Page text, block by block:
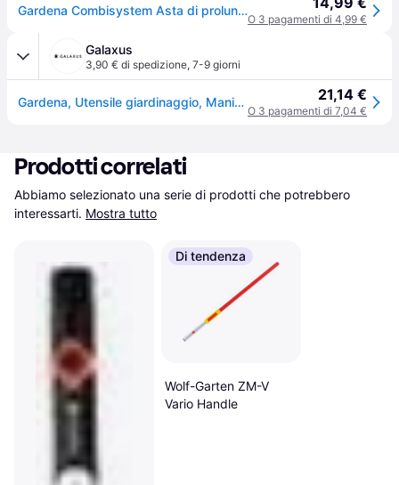
Gardena Combisystem Asta di prolunga 08900-20 78 cm
O 3 pagamenti di 4,99 €
Galaxus
3,90 € di spedizione, 7-9 giorni
Gardena, Utensile giardinaggio, Maniglia di estensione 21,14 €
O 3 pagamenti di 7,04 €
Prodotti correlati
Abbiamo selezionato una serie di prodotti che potrebbero
interessarti. Mostra tutto
Di tendenza
Wolf-Garten ZM-V
Vario Handle